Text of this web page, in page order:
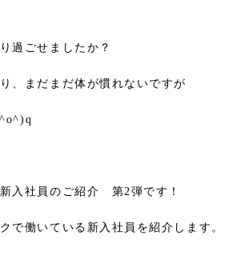
過ごせましたか？
、まだまだ体が慣れないですが
入社員のご紹介 第2弾です！
で働いている新入社員を紹介します。